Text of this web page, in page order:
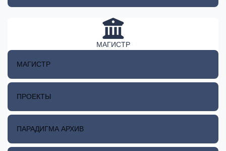
МАГИСТР
МАГИСТР
ПРОЕКТЫ
ПАРАДИГМА АРХИВ